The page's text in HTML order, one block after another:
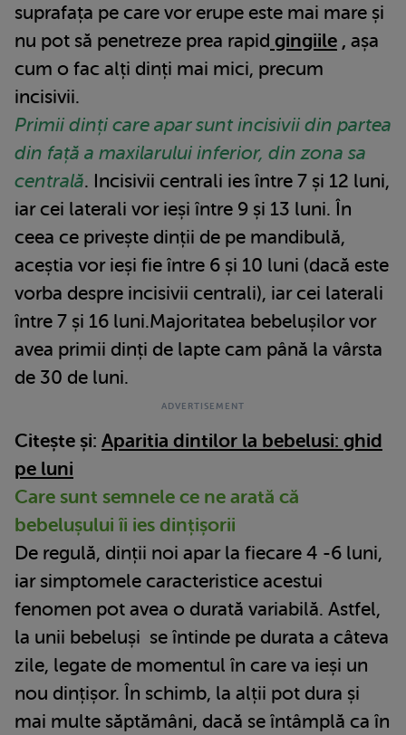
suprafața pe care vor erupe este mai mare și
nu pot să penetreze prea rapid gingiile , așa
cum o fac alți dinți mai mici, precum
incisivii.
Primii dinți care apar sunt incisivii din partea
din față a maxilarului inferior, din zona sa
centrală. Incisivii centrali ies între 7 și 12 luni,
iar cei laterali vor ieși între 9 și 13 luni. În
ceea ce privește dinții de pe mandibulă,
aceștia vor ieși fie între 6 și 10 luni (dacă este
vorba despre incisivii centrali), iar cei laterali
între 7 și 16 luni.Majoritatea bebelușilor vor
avea primii dinți de lapte cam până la vârsta
de 30 de luni.
Citește și: Aparitia dintilor la bebelusi: ghid
pe luni
Care sunt semnele ce ne arată că
bebelușului îi ies dințișorii
De regulă, dinții noi apar la fiecare 4 -6 luni,
iar simptomele caracteristice acestui
fenomen pot avea o durată variabilă. Astfel,
la unii bebeluși se întinde pe durata a câteva
zile, legate de momentul în care va ieși un
nou dințișor. În schimb, la alții pot dura și
mai multe săptămâni, dacă se întâmplă ca în